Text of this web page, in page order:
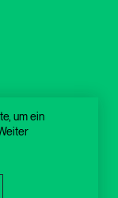
um ein